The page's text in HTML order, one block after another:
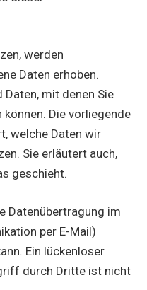
werden
Daten erhoben.
Daten, mit denen Sie
Die vorliegende
welche Daten wir
Sie erläutert auch,
geschieht.
Datenübertragung im
per E-Mail)
Ein lückenloser
durch Dritte ist nicht